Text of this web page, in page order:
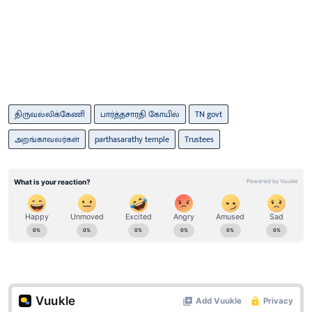
திருவல்லிக்கேணி பார்த்தசாரதி கோயில்
TN govt
அறங்காவலர்கள்
parthasarathy temple Trustees